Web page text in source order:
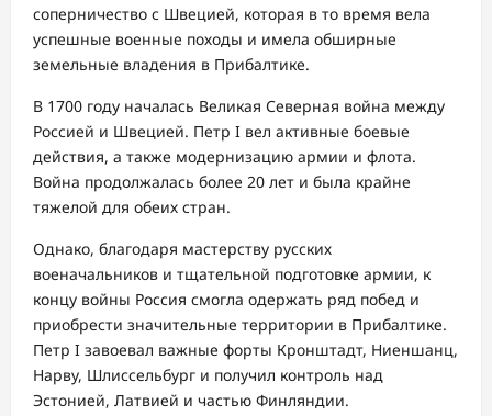
соперничество с Швецией, которая в то время вела
успешные военные походы и имела обширные
земельные владения в Прибалтике.
В 1700 году началась Великая Северная война между
Россией и Швецией. Петр I вел активные боевые
действия, а также модернизацию армии и флота.
Война продолжалась более 20 лет и была крайне
тяжелой для обеих стран.
Однако, благодаря мастерству русских
военачальников и тщательной подготовке армии, к
концу войны Россия смогла одержать ряд побед и
приобрести значительные территории в Прибалтике.
Петр I завоевал важные форты Кронштадт, Ниеншанц,
Нарву, Шлиссельбург и получил контроль над
Эстонией, Латвией и частью Финляндии.